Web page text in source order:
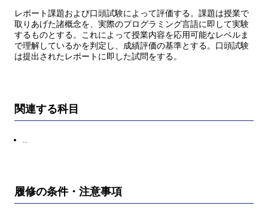
レポート課題および口頭試験によって評価する。課題は授業で
取りあげた諸概念を、実際のプログラミング言語に即して実験
するものとする。これによって授業内容を応用可能なレベルま
で理解しているかを判定し、成績評価の基準とする。口頭試験
は提出されたレポートに即した試問をする。
関連する科目
履修の条件・注意事項